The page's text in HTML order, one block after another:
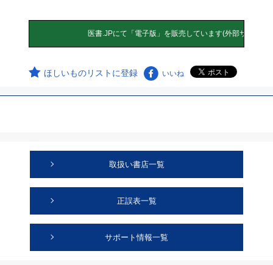
ほしいものリストに登録 いいね
取扱い書店一覧
正誤表一覧
サポート情報一覧